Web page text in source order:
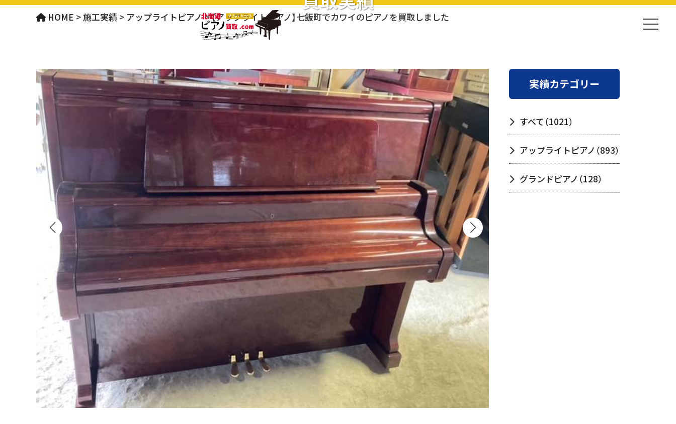
HOME >施工実績 > アップライトピアノ>【アップライトピアノ】七飯町でカワイのピアノを買取しました
実績カテゴリー
すべて （1021）
アップライトピアノ （893）
グランドピアノ （128）